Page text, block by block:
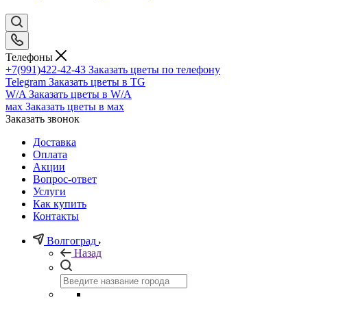
Телефоны
+7(991)422-42-43 Заказать цветы по телефону
Telegram Заказать цветы в TG
W/A Заказать цветы в W/A
мах Заказать цветы в мах
Заказать звонок
Доставка
Оплата
Акции
Вопрос-ответ
Услуги
Как купить
Контакты
Волгоград
Назад